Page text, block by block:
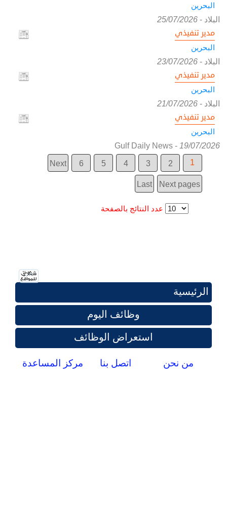
البحرين
البلاد -
25/07/2026
مدير تنفيذي
البحرين
البلاد -
23/07/2026
مدير تنفيذي
البحرين
البلاد -
21/07/2026
مدير تنفيذي
البحرين
Gulf Daily News- 19/07/2026
1
2
3
4
5
6
Next
Next pages
Last
عدد النتائج بالصفحة
الرئيسية
وظائف اليوم
استعراض الوظائف
من نحن اتصل بنا مركز المساعدة